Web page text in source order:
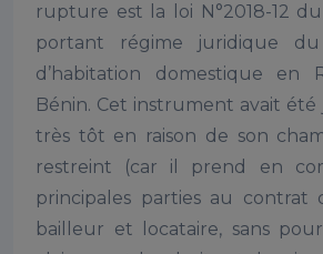
rupture est la loi N°2018-12
portant régime juridique
d’habitation domestique en
Bénin. Cet instrument avait
très tôt en raison de son
restreint (car il prend en
principales parties au contrat
bailleur et locataire, sans